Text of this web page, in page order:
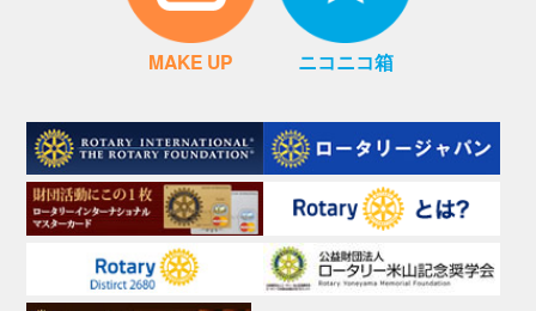
MAKE UP ニコニコ箱